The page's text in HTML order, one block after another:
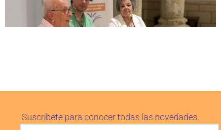
Suscríbete para conocer todas las novedades.